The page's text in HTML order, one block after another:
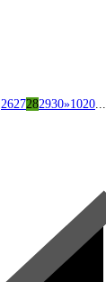
...
1020
«
2627282930